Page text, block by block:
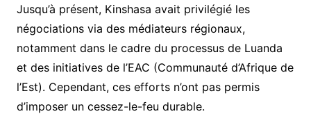
Jusqu’à présent, Kinshasa avait privilégié les
négociations via des médiateurs régionaux,
notamment dans le cadre du processus de Luanda
et des initiatives de l’EAC (Communauté d’Afrique de
l’Est). Cependant, ces efforts n’ont pas permis
d’imposer un cessez-le-feu durable.